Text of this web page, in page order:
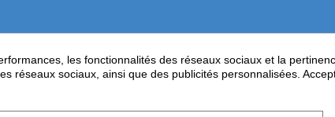
les fonctionnalités des réseaux sociaux et la
réseaux sociaux, ainsi que des publicités personnalisées.